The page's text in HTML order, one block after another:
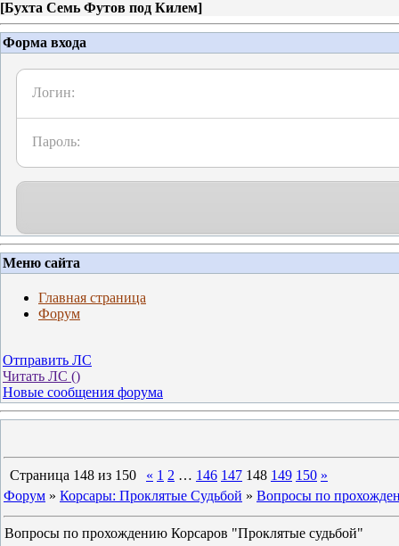
[Бухта Семь Футов под Килем]
Форма входа
Логин:
Пароль:
Меню сайта
Главная страница
Форум
Отправить ЛС
Читать ЛС ()
Новые сообщения форума
Страница 148 из 150 « 1 2 … 146 147 148 149 150 »
Форум » Корсары: Проклятые Судьбой » Вопросы по
Вопросы по прохождению Корсаров "Проклятые судьбой"